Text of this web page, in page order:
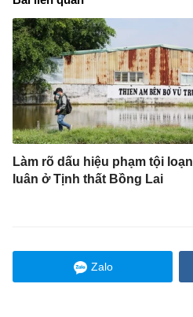
Làm rõ dấu hiệu phạm tội loạn
luân ở Tịnh thất Bồng Lai
Zalo